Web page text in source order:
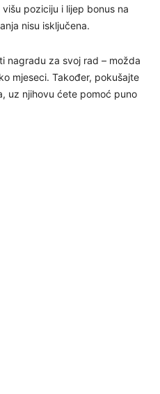
poziciju i lijep bonus na
nisu isključena.
​​nagradu za svoj rad – možda
mjeseci. Također, pokušajte
uz njihovu ćete pomoć puno